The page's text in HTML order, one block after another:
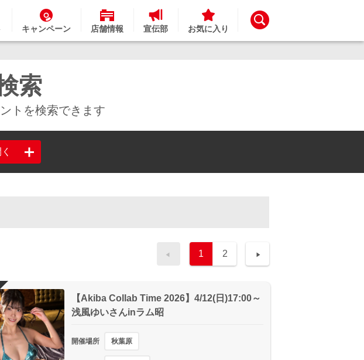
キャンペーン 店舗情報 宣伝部 お気に入り
索
トを検索できます
1 2
【Akiba Collab Time 2026】4/12(日)17:00～
浅風ゆいさんinラム昭
開催場所 秋葉原